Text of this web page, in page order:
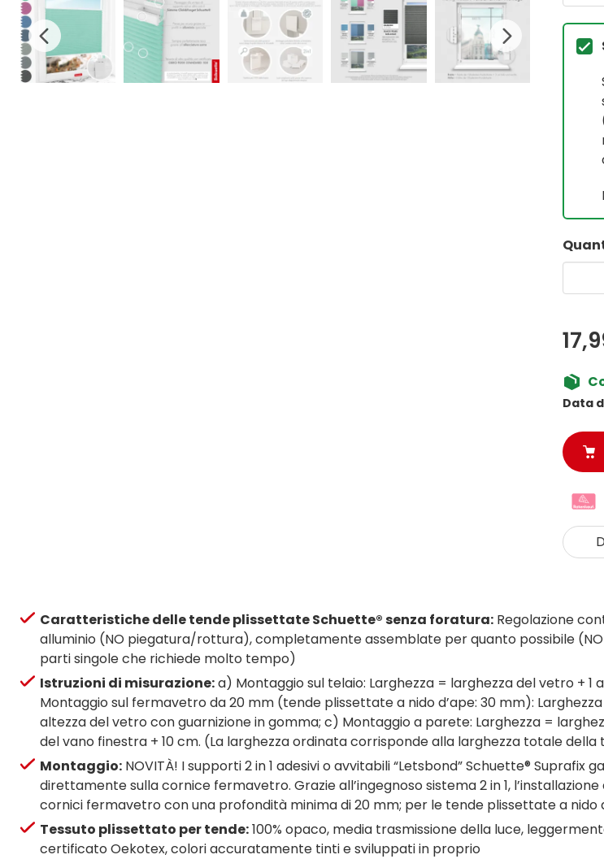
Data
Caratteristiche delle tende plissettate Schuette® senza foratura: Regolazione
alluminio (NO piegatura/rottura), completamente assemblate per quanto possibile
parti singole che richiede molto tempo)
Istruzioni di misurazione:a) Montaggio sul telaio: Larghezza = larghezza del vetro +
Montaggio sul fermavetro da 20 mm (tende plissettate a nido d’ape: 30 mm):
altezza del vetro con guarnizione in gomma; c) Montaggio a parete: Larghezza =
del vano finestra + 10 cm. (La larghezza ordinata corrisponde alla larghezza totale
Montaggio: NOVITÀ! I supporti 2 in 1 adesivi o avvitabili “Letsbond” Schuette®
direttamente sulla cornice fermavetro. Grazie all’ingegnoso sistema 2 in 1,
cornici fermavetro con una profondità minima di 20 mm; per le tende plissettate a nido
Tessuto plissettato per tende:100% opaco, media trasmissione della luce,
certificato Oekotex, colori accuratamente tinti e sviluppati in proprio